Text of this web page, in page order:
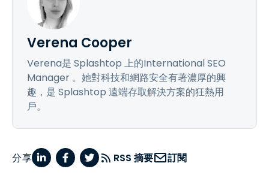
Verena Cooper
Verena是 Splashtop 上的International SEO
Manager 。她對科技和網路安全有著濃厚的興
趣，是 Splashtop 遠端存取解決方案的狂熱用
戶。
分享 RSS 摘要 訂閱